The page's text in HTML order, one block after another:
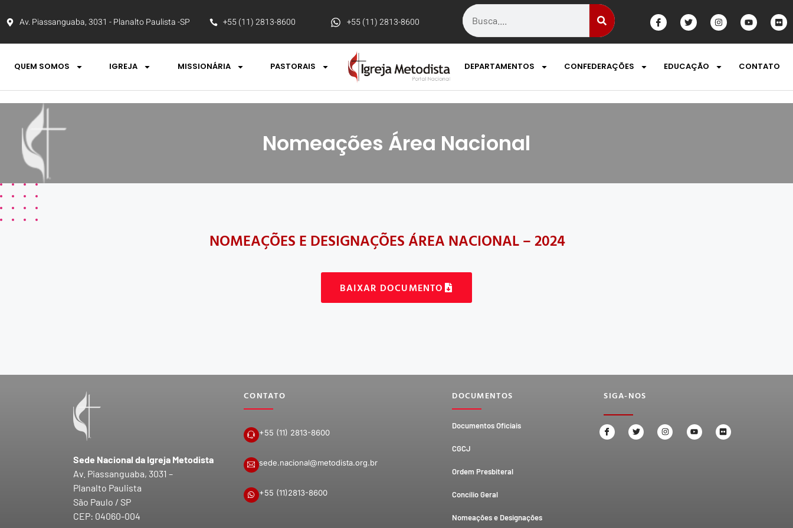
Av. Piassanguaba, 3031 - Planalto Paulista -SP +55 (11) 2813-8600 +55 (11) 2813-8600
QUEM SOMOS IGREJA MISSIONÁRIA PASTORAIS DEPARTAMENTOS CONFEDERAÇÕES EDUCAÇÃO CONTATO
Nomeações Área Nacional
NOMEAÇÕES E DESIGNAÇÕES ÁREA NACIONAL – 2024
BAIXAR DOCUMENTO
Sede Nacional da Igreja Metodista
Av. Piassanguaba, 3031 –
Planalto Paulista
São Paulo / SP
CEP: 04060-004
CONTATO
+55 (11) 2813-8600
sede.nacional@metodista.org.br
+55 (11)2813-8600
DOCUMENTOS
Documentos Oficiais
CGCJ
Ordem Presbiteral
Concílio Geral
Nomeações e Designações
SIGA-NOS